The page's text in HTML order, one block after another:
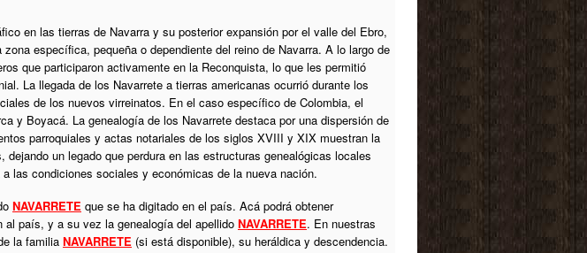
en las tierras de Navarra y su posterior expansión por el valle del Ebro,
específica, pequeña o dependiente del reino de Navarra. A lo largo de
que participaron activamente en la Reconquista, lo que les permitió
La llegada de los Navarrete a tierras americanas ocurrió durante los
de los nuevos virreinatos. En el caso específico de Colombia, el
y Boyacá. La genealogía de los Navarrete destaca por una dispersión de
parroquiales y actas notariales de los siglos XVIII y XIX muestran la
un legado que perdura en las estructuras genealógicas locales
las condiciones sociales y económicas de la nueva nación.
NAVARRETE que se ha digitado en el país. Acá podrá obtener
al país, y a su vez la genealogía del apellido NAVARRETE. En nuestras
la familia NAVARRETE (si está disponible), su heráldica y descendencia.